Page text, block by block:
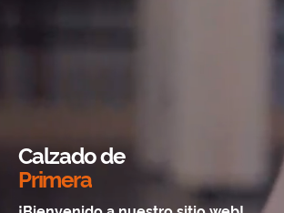
Calzado de
Primera